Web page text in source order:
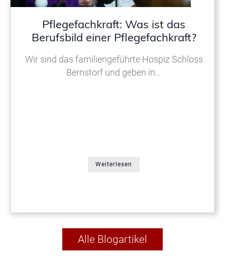
Pflegefachkraft: Was ist das
Berufsbild einer Pflegefachkraft?
Wir sind das familiengeführte Hospiz Schloss
Bernstorf und geben in…
Weiterlesen
Alle Blogartikel